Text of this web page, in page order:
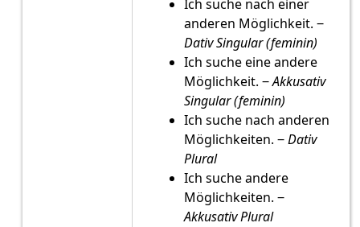
Ich suche nach einer
anderen Möglichkeit. ‒
Dativ Singular (feminin)
Ich suche eine andere
Möglichkeit. ‒Akkusativ
Singular (feminin)
Ich suche nach anderen
Möglichkeiten. ‒Dativ
Plural
Ich suche andere
Möglichkeiten. ‒
Akkusativ Plural